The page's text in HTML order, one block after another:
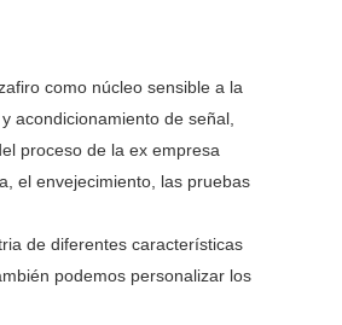
como núcleo sensible a la
acondicionamiento de señal,
proceso de la ex empresa
el envejecimiento, las pruebas
de diferentes características
podemos personalizar los